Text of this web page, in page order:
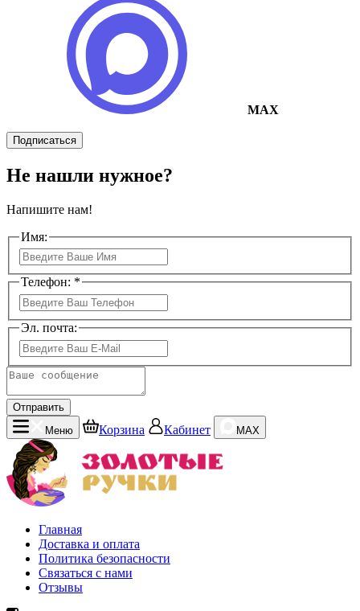
MAX
Подписаться
Не нашли нужное?
Напишите нам!
Имя:
Телефон: *
Эл. почта:
Отправить
Меню
Корзина Кабинет MAX
Главная
Доставка и оплата
Политика безопасности
Связаться с нами
Отзывы